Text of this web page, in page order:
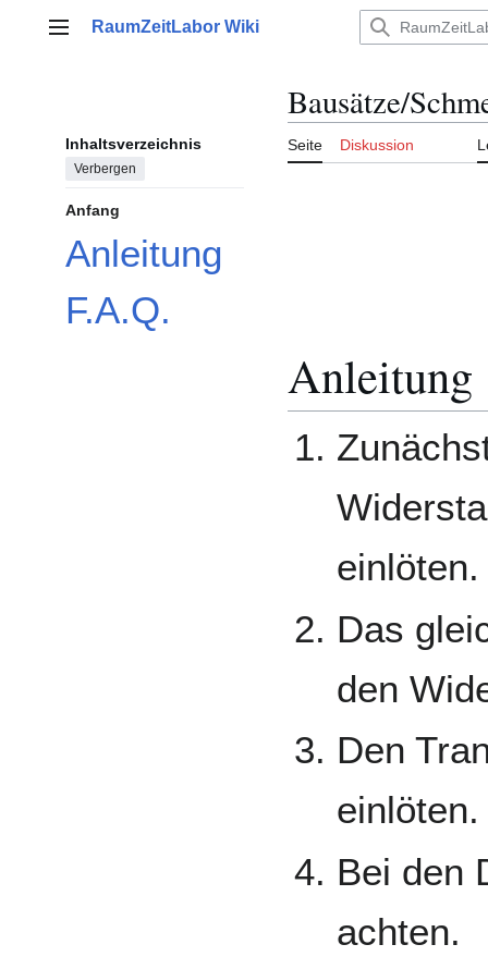
Hauptmenü
RaumZeitLabor Wiki
Inhaltsverzeichnis
Verbergen
Anfang
Anleitung
F.A.Q.
Bausätze/
Seite Diskussion
Anleitung
einlöten.
Das
den
Den
einlöten.
Bei den
achten.